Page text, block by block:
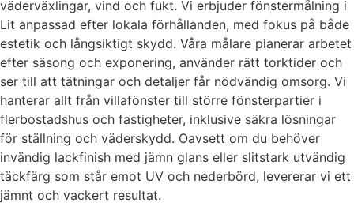
väderväxlingar, vind och fukt. Vi erbjuder fönstermålning i
Lit anpassad efter lokala förhållanden, med fokus på både
estetik och långsiktigt skydd. Våra målare planerar arbetet
efter säsong och exponering, använder rätt torktider och
ser till att tätningar och detaljer får nödvändig omsorg. Vi
hanterar allt från villafönster till större fönsterpartier i
flerbostadshus och fastigheter, inklusive säkra lösningar
för ställning och väderskydd. Oavsett om du behöver
invändig lackfinish med jämn glans eller slitstark utvändig
täckfärg som står emot UV och nederbörd, levererar vi ett
jämnt och vackert resultat.